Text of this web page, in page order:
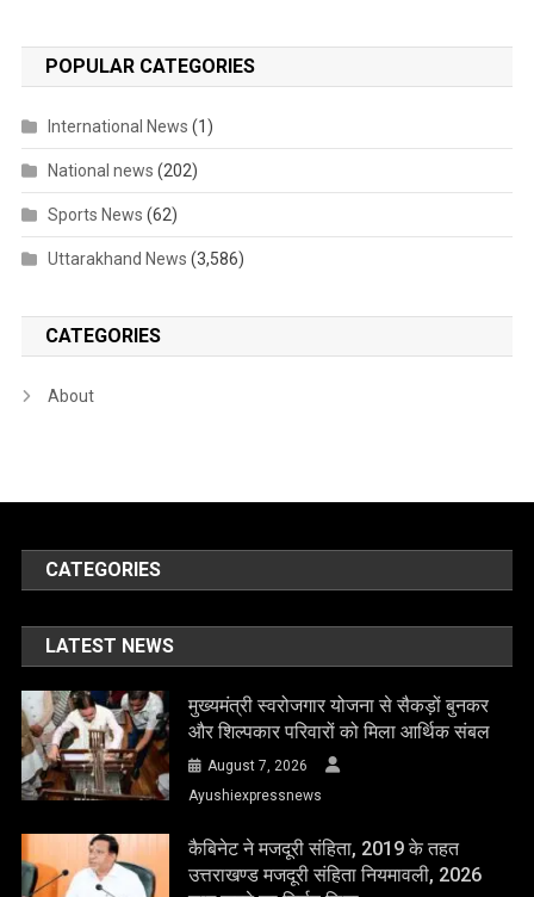
POPULAR CATEGORIES
International News (1)
National news (202)
Sports News (62)
Uttarakhand News (3,586)
CATEGORIES
About
CATEGORIES
LATEST NEWS
मुख्यमंत्री स्वरोजगार योजना से सैकड़ों बुनकर
और शिल्पकार परिवारों को मिला आर्थिक संबल
August 7, 2026
Ayushiexpressnews
कैबिनेट ने मजदूरी संहिता, 2019 के तहत
उत्तराखण्ड मजदूरी संहिता नियमावली, 2026